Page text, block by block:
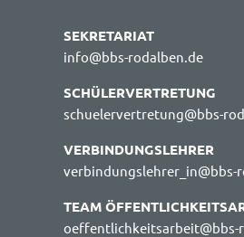
SEKRETARIAT
info@bbs-rodalben.de
SCHÜLERVERTRETUNG
schuelervertretung@bbs-
VERBINDUNGSLEHRER
verbindungslehrer_in@bbs-
TEAM
oeffentlichkeitsarbeit@bbs-